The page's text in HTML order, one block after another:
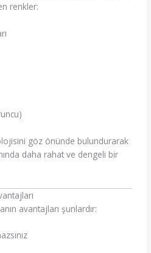
renkler:
göz önünde bulundurarak
daha rahat ve dengeli bir
avantajları şunlardır: